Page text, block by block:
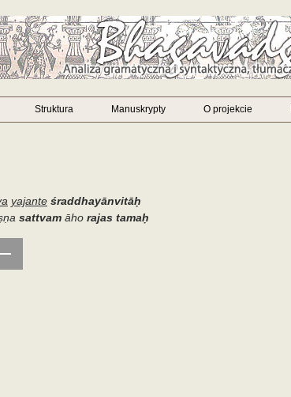
Struktura Manuskrypty O projekcie
yajante śraddhayānvitāḥ
sattvam āho rajas tamaḥ